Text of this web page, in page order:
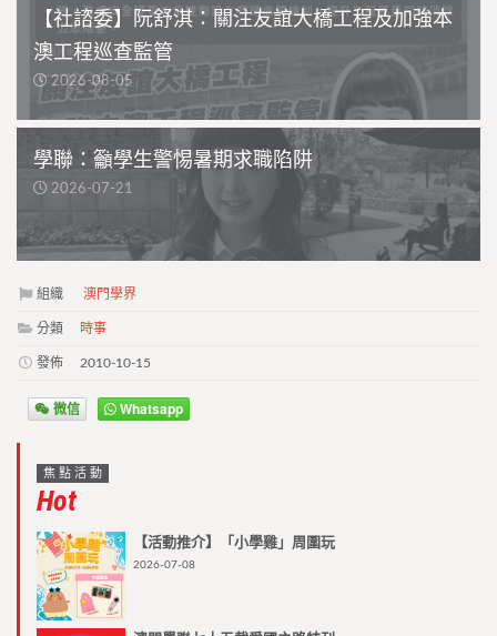
【社諮委】阮舒淇：關注友誼大橋工程及加強本
澳工程巡查監管
2026-08-05
學聯：籲學生警惕暑期求職陷阱
2026-07-21
組織 澳門學界
分類 時事
發佈 2010-10-15
微信 Whatsapp
焦點活動
Hot
【活動推介】「小學雞」周圍玩
2026-07-08